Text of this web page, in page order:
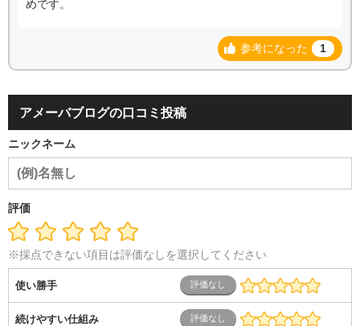
めです。
参考になった 1
アメーバブログの口コミ投稿
ニックネーム
評価
※採点できない項目は評価なしを選択してください
使い勝手
続けやすい仕組み